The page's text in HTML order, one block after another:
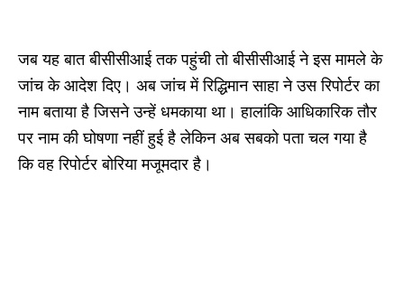
जब यह बात बीसीसीआई तक पहुंची तो बीसीसीआई ने इस मामले के
जांच के आदेश दिए। अब जांच में रिद्धिमान साहा ने उस रिपोर्टर का
नाम बताया है जिसने उन्हें धमकाया था। हालांकि आधिकारिक तौर
पर नाम की घोषणा नहीं हुई है लेकिन अब सबको पता चल गया है
कि वह रिपोर्टर बोरिया मजूमदार है।